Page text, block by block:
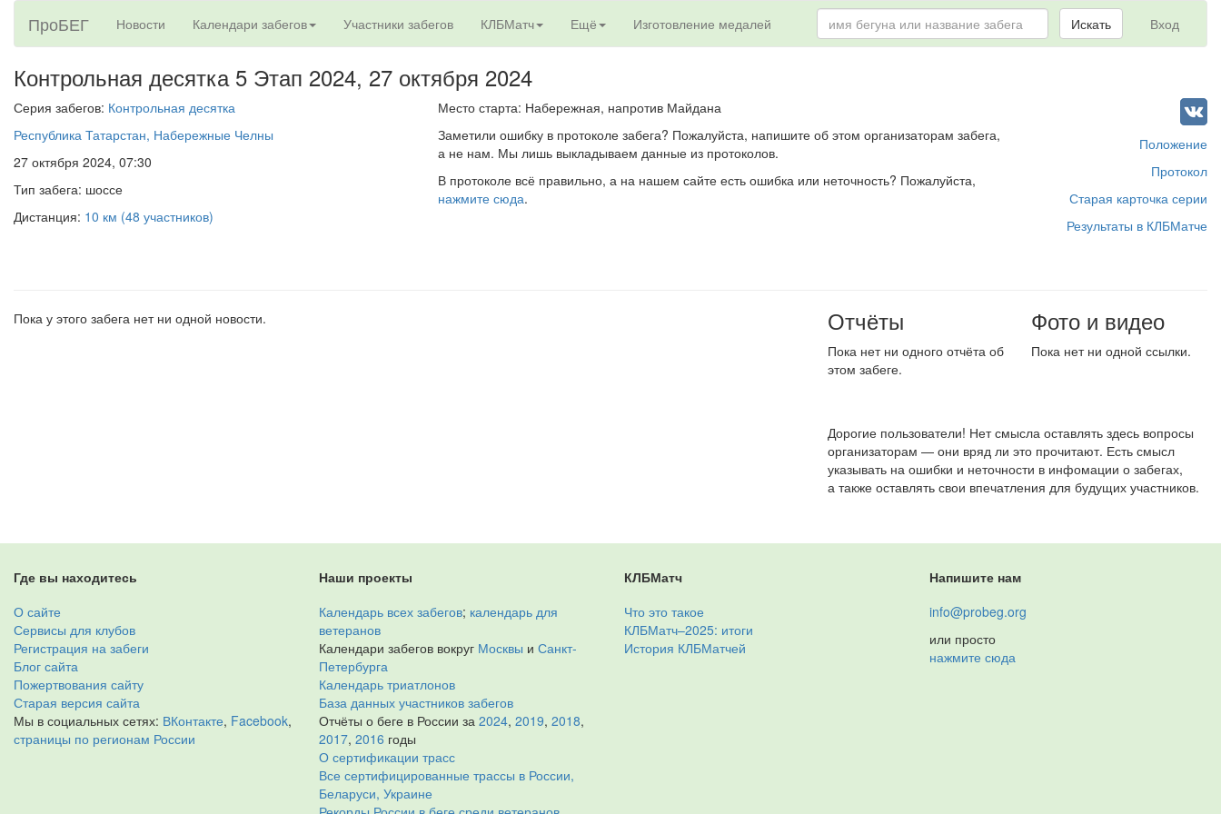
ПроБЕГ Новости Календари забегов Участники забегов КЛБМатч Ещё Изготовление медалей Вход
Искать
Контрольная десятка 5 Этап 2024, 27 октября 2024
Серия забегов: Контрольная десятка
Республика Татарстан, Набережные Челны
27 октября 2024, 07:30
Тип забега: шоссе
Дистанция: 10 км (48 участников)
Место старта: Набережная, напротив Майдана
Заметили ошибку в протоколе забега? Пожалуйста, напишите об этом организаторам забега,
а не нам. Мы лишь выкладываем данные из протоколов.
В протоколе всё правильно, а на нашем сайте есть ошибка или неточность? Пожалуйста,
нажмите сюда.
Положение
Протокол
Старая карточка серии
Результаты в КЛБМатче
Пока у этого забега нет ни одной новости. Отчёты
Пока нет ни одного отчёта об
этом забеге.
Фото и видео
Пока нет ни одной ссылки.
Дорогие пользователи! Нет смысла оставлять здесь вопросы
организаторам — они вряд ли это прочитают. Есть смысл
указывать на ошибки и неточности в инфомации о забегах,
а также оставлять свои впечатления для будущих участников.
Где вы находитесь
О сайте
Сервисы для клубов
Регистрация на забеги
Блог сайта
Пожертвования сайту
Старая версия сайта
Мы в социальных сетях: ВКонтакте, Facebook,
страницы по регионам России
Наши проекты
Календарь всех забегов; календарь для
ветеранов
Календари забегов вокруг Москвы и Санкт-
Петербурга
Календарь триатлонов
База данных участников забегов
Отчёты о беге в России за 2024, 2019, 2018,
2017, 2016 годы
О сертификации трасс
Все сертифицированные трассы в России,
Беларуси, Украине
КЛБМатч
Что это такое
КЛБМатч–2025: итоги
История КЛБМатчей
Напишите нам
info@probeg.org
или просто
нажмите сюда